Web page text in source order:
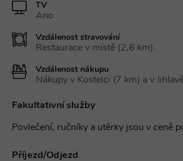
TV
Ano
Vzdálenost stravování
Restaurace v místě (2,6 km).
Vzdálenost nákupu
Nákupy v Kostelci (7 km) a v
Fakultativní služby
Povlečení, ručníky a utěrky jsou v ceně
Příjezd/Odjezd